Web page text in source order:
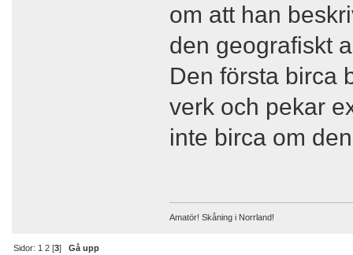
om att han
den geografiskt
Den första birca
verk och pekar
inte birca om
Amatör! Skåning i Norrland!
Sidor: 1 2 [3]Gå upp